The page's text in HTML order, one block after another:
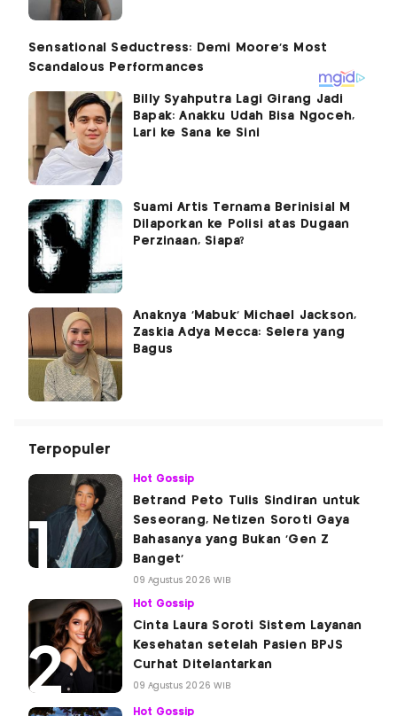
Billy Syahputra Lagi Girang Jadi
Bapak: Anakku Udah Bisa Ngoceh,
Lari ke Sana ke Sini
Suami Artis Ternama Berinisial M
Dilaporkan ke Polisi atas Dugaan
Perzinaan, Siapa?
Anaknya 'Mabuk' Michael Jackson,
Zaskia Adya Mecca: Selera yang
Bagus
Terpopuler
Hot Gossip
Betrand Peto Tulis Sindiran untuk
Seseorang, Netizen Soroti Gaya
Bahasanya yang Bukan 'Gen Z
Banget'
09 Agustus 2026 WIB
Hot Gossip
Cinta Laura Soroti Sistem Layanan
Kesehatan setelah Pasien BPJS
Curhat Ditelantarkan
09 Agustus 2026 WIB
Hot Gossip